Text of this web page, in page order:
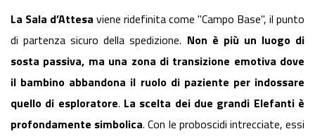
La Sala d’Attesa viene ridefinita come "Campo Base", il punto
di partenza sicuro della spedizione. Non è più un luogo di
sosta passiva, ma una zona di transizione emotiva dove
il bambino abbandona il ruolo di paziente per indossare
quello di esploratore. La scelta dei due grandi Elefanti è
profondamente simbolica. Con le proboscidi intrecciate, essi